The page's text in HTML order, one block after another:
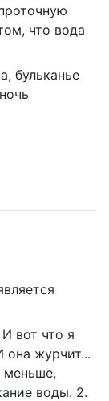
что вода
бульканье
вот что я
она журчит...
меньше,
воды. 2.